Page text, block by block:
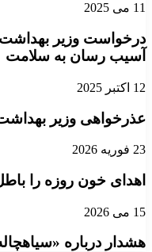
11 می 2025
درخواست وزیر بهداشت
آسیب رسان به سلامت
12 اکتبر 2025
عذرخواهی وزیر
23 فوریه 2026
اهدای خون روزه را
15 می 2026
هشدار درباره